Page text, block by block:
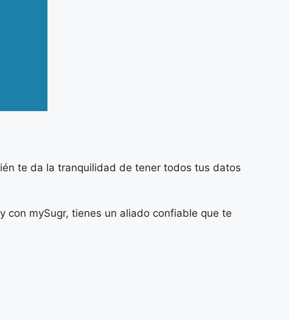
te da la tranquilidad de tener todos tus datos
mySugr, tienes un aliado confiable que te